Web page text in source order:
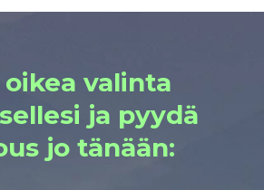
oikea valinta
ja pyydä
jo tänään: